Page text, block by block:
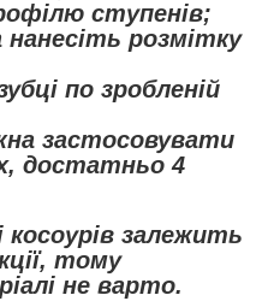
ступенів;
розмітку
по зробленій
застосовувати
достатньо 4
залежить
тому
не варто.